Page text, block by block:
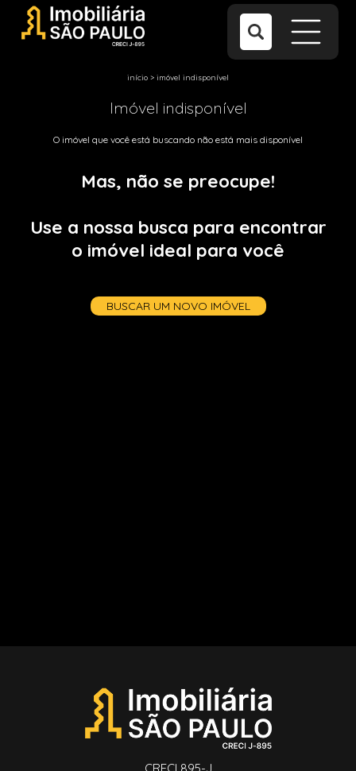
início > imóvel indisponível
Imóvel indisponível
O imóvel que você está buscando não está mais disponível
Mas, não se preocupe!
Use a nossa busca para encontrar
o imóvel ideal para você
BUSCAR UM NOVO IMÓVEL